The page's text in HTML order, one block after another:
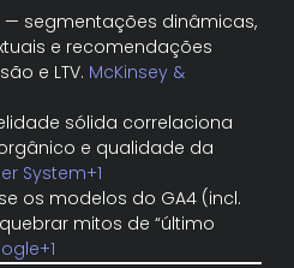
— segmentações dinâmicas,
e recomendações
e LTV. McKinsey &
sólida correlaciona
e qualidade da
System+1
os modelos do GA4 (incl.
mitos de “último